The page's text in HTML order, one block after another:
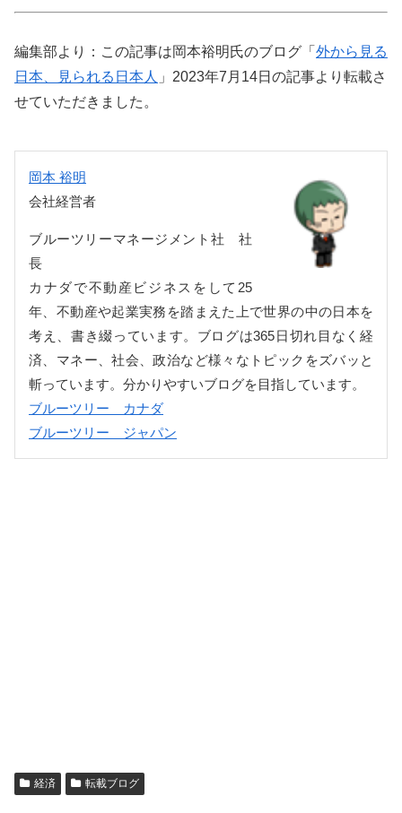
編集部より：この記事は岡本裕明氏のブログ「 外から見る
日本、見られる日本人 」2023年7月14日の記事より転載さ
せていただきました。
岡本 裕明
会社経営者
ブルーツリーマネージメント社 社
長
カナダで不動産ビジネスをして25
年、不動産や起業実務を踏まえた上で世界の中の日本を
考え、書き綴っています。ブログは365日切れ目なく経
済、マネー、社会、政治など様々なトピックをズバッと
斬っています。分かりやすいブログを目指しています。
ブルーツリー カナダ
ブルーツリー ジャパン
経済 転載ブログ